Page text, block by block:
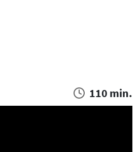
110 min.